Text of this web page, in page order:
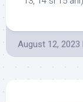
August 12, 2023